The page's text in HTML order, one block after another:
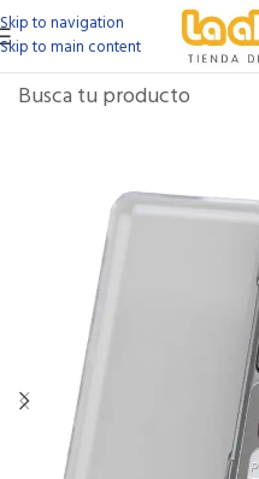
Skip to navigation
Skip to main content